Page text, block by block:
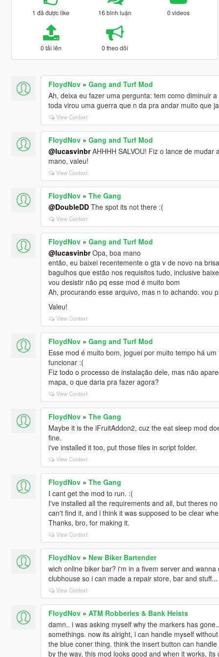
1 đã được like 16 bình luận 0 videos
0 tải lên 0 theo dõi
FloydNov» Gang and Turf Mod
Ah, deixa eu fazer uma pergunta: tem como diminuir
toda virou uma guerra que n da pra andar muito que
View Context
FloydNov» Gang and Turf Mod
@lucasvinbrAHHHH SALVOU! Fiz o lance de mudar
mano, valeu!
View Context
FloydNov» The Gang
@DoubleDDThe spot its not there :(
View Context
FloydNov» Gang and Turf Mod
@lucasvinbrOpa, boa mano
então, eu baixei recentemente o gta v de novo na
bagulhos que estão nos requisitos tudo, inclusive
vou desistir não pq esse mod é muito bom
Ah, procurando esse arquivo, mas n to achando. vou
Valeu!
View Context
FloydNov» Gang and Turf Mod
Esse mod é muito bom, joguei por muito tempo há
funcionar :(
Fiz todo o processo de instalação dele, mas não
mapa, o que daria pra fazer agora?
View Context
FloydNov» The Gang
Maybe it is the iFruitAddon2, cuz the eat sleep mod
fine.
i've installed it too, put those files in script folder.
View Context
FloydNov» The Gang
I cant get the mod to run. :(
I've installed all the requirements and all, but theres
can't find it, and i think it was supposed to be clear
Thanks, bro, for making it.
View Context
FloydNov» New Biker Bartender
wich online biker bar? i'm in a fivem server and
clubhouse so i can made a repair store, bar and
View Context
FloydNov» ATM Robberies & Bank Heists
damn.. i was asking myself why the markers has
somethings. now its alright, i can handle myself
the blue coner thing. think the insert button can
by the way, this mod looks good and when it works, its